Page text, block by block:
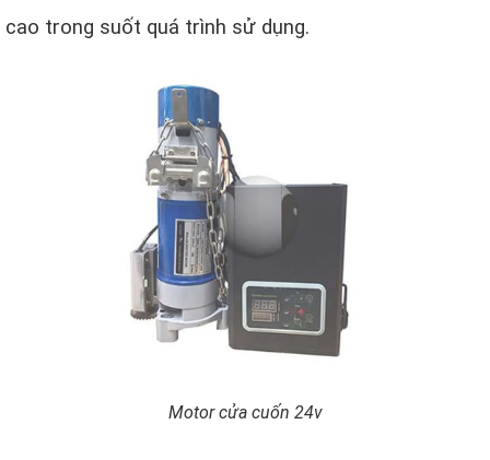
cao trong suốt quá trình sử dụng.
Motor cửa cuốn 24v